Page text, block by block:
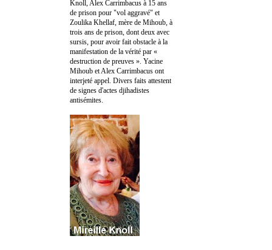
Knoll, Alex Carrimbacus à 15 ans
de prison pour "vol aggravé" et
Zoulika Khellaf, mère de Mihoub, à
trois ans de prison, dont deux avec
sursis, pour avoir fait obstacle à la
manifestation de la vérité par «
destruction de preuves ». Yacine
Mihoub et Alex Carrimbacus ont
interjeté appel. Divers faits attestent
de signes d'actes djihadistes
antisémites.